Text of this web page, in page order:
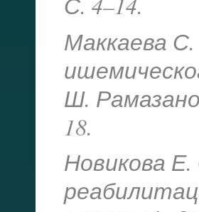
Маккаева
Ш.
18.
Новикова